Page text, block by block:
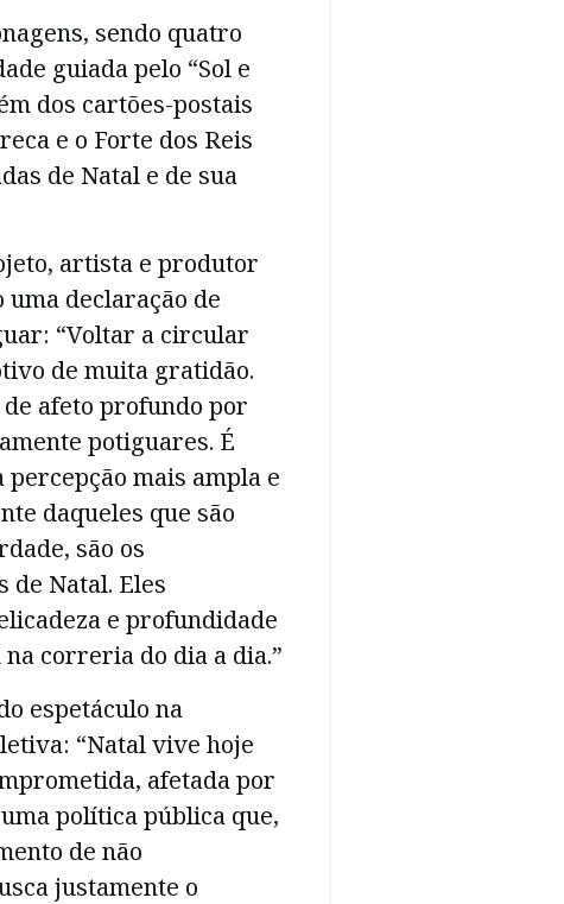
sendo quatro
guiada pelo “Sol e
dos cartões-postais
e o Forte dos Reis
de Natal e de sua
artista e produtor
declaração de
“Voltar a circular
de muita gratidão.
afeto profundo por
potiguares. É
mais ampla e
daqueles que são
são os
Natal. Eles
e profundidade
correria do dia a dia.”
espetáculo na
“Natal vive hoje
afetada por
política pública que,
de não
justamente o